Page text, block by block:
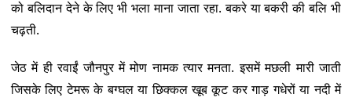
को बलिदान देने के लिए भी भला माना जाता रहा. बकरे या बकरी की बलि भी
चढ़ती.
जेठ में ही रवाईं जौनपुर में मोण नामक त्यार मनता. इसमें मछली मारी जाती
जिसके लिए टेमरू के बग्घल या छिक्कल खूब कूट कर गाड़ गधेरों या नदी में